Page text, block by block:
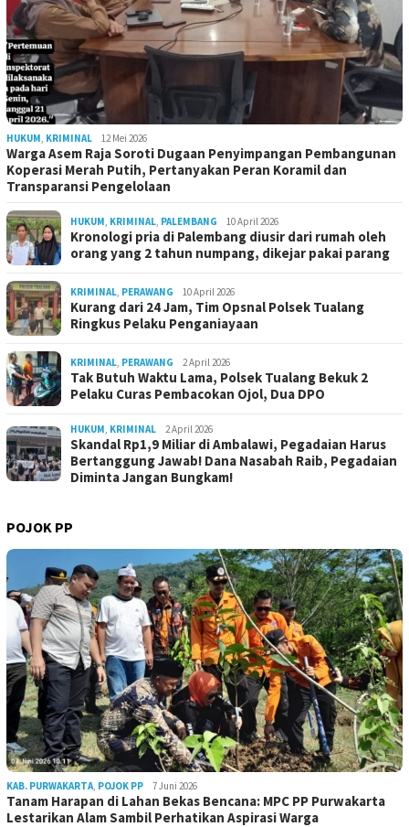
HUKUM, KRIMINAL 12 Mei 2026
Warga Asem Raja Soroti Dugaan Penyimpangan Pembangunan
Koperasi Merah Putih, Pertanyakan Peran Koramil dan
Transparansi Pengelolaan
HUKUM, KRIMINAL, PALEMBANG 10 April 2026
Kronologi pria di Palembang diusir dari rumah oleh
orang yang 2 tahun numpang, dikejar pakai parang
KRIMINAL, PERAWANG 10 April 2026
Kurang dari 24 Jam, Tim Opsnal Polsek Tualang
Ringkus Pelaku Penganiayaan
KRIMINAL, PERAWANG 2 April 2026
Tak Butuh Waktu Lama, Polsek Tualang Bekuk 2
Pelaku Curas Pembacokan Ojol, Dua DPO
HUKUM, KRIMINAL 2 April 2026
Skandal Rp1,9 Miliar di Ambalawi, Pegadaian Harus
Bertanggung Jawab! Dana Nasabah Raib, Pegadaian
Diminta Jangan Bungkam!
POJOK PP
KAB. PURWAKARTA, POJOK PP 7 Juni 2026
Tanam Harapan di Lahan Bekas Bencana: MPC PP Purwakarta
Lestarikan Alam Sambil Perhatikan Aspirasi Warga